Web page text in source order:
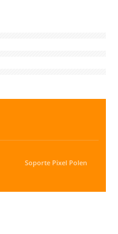
Soporte Pixel Polen